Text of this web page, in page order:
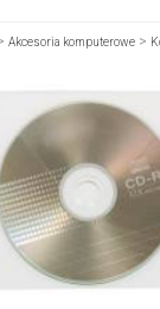
Akcesoria komputerowe>